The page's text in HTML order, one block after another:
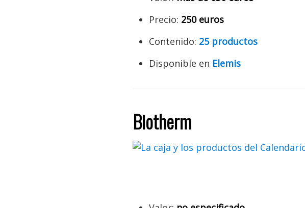
Precio: 250 euros
Contenido: 25 productos
Disponible en Elemis
Biotherm